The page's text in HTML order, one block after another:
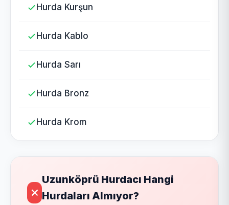
Hurda Kurşun
Hurda Kablo
Hurda Sarı
Hurda Bronz
Hurda Krom
Uzunköprü Hurdacı Hangi
Hurdaları Almıyor?